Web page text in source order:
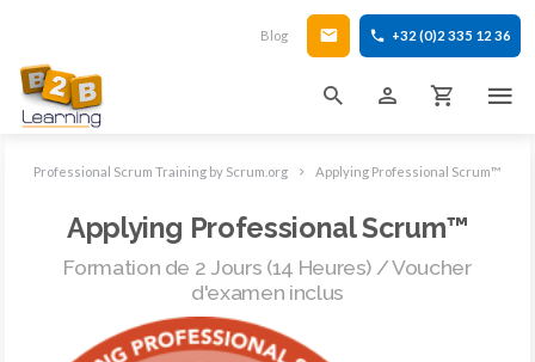
Blog +32 (0)2 335 12 36
Professional Scrum Training by Scrum.org Applying Professional Scrum™
Applying Professional Scrum™
Formation de 2 Jours (14 Heures) / Voucher
d'examen inclus